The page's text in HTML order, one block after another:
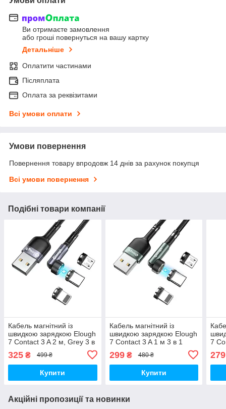
Ви отримаєте замовлення
або гроші повернуться на вашу картку
Детальніше
Оплатити частинами
Післяплата
Оплата за реквізитами
Всі умови оплати
Умови повернення
Повернення товару впродовж 14 днів за рахунок покупця
Всі умови повернення
Подібні товари компанії
Кабель магнітний із
швидкою зарядкою Elough
7 Contact 3 A 2 м, Grey 3 в
USB/Lightining/Type C,
обертання на 540°
325 ₴ 499 ₴
Купити
Кабель магнітний із
швидкою зарядкою Elough
7 Contact 3 A 1 м 3 в 1
Micro USB/Lightining/Type
C, Green обертання на
540°
299₴ 480 ₴
Купити
7
279
Акційні пропозиції та новинки